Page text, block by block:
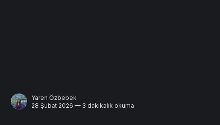
Yaren Özbebek
28 Şubat 2026 — 3 dakikalık okuma